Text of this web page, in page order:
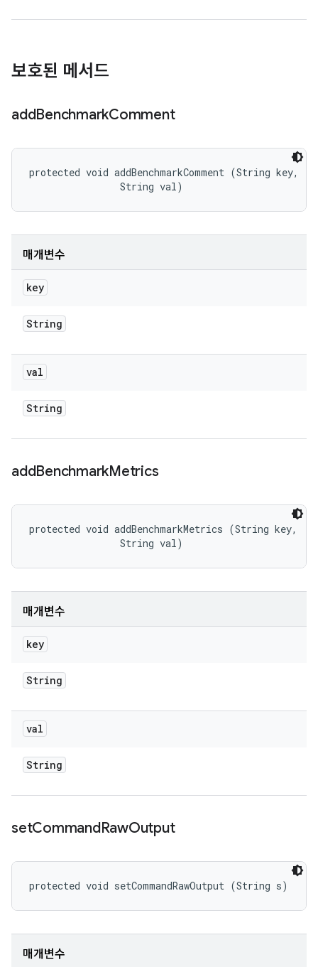
보호된 메서드
addBenchmarkComment
protected void addBenchmarkComment (String key,
                String val)
매개변수
key
String
val
String
addBenchmarkMetrics
protected void addBenchmarkMetrics (String key,
                String val)
매개변수
key
String
val
String
setCommandRawOutput
protected void setCommandRawOutput (String s)
매개변수